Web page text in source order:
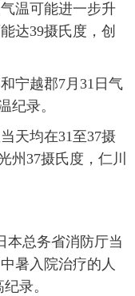
温可能进一步升
达39摄氏度，创
宁越郡7月31日气
纪录。
天均在31至37摄
州37摄氏度，仁川
总务省消防厅当
暑入院治疗的人
录。